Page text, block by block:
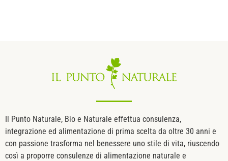
Il Punto Naturale, Bio e Naturale effettua consulenza,
integrazione ed alimentazione di prima scelta da oltre 30 anni e
con passione trasforma nel benessere uno stile di vita, riuscendo
così a proporre consulenze di alimentazione naturale e